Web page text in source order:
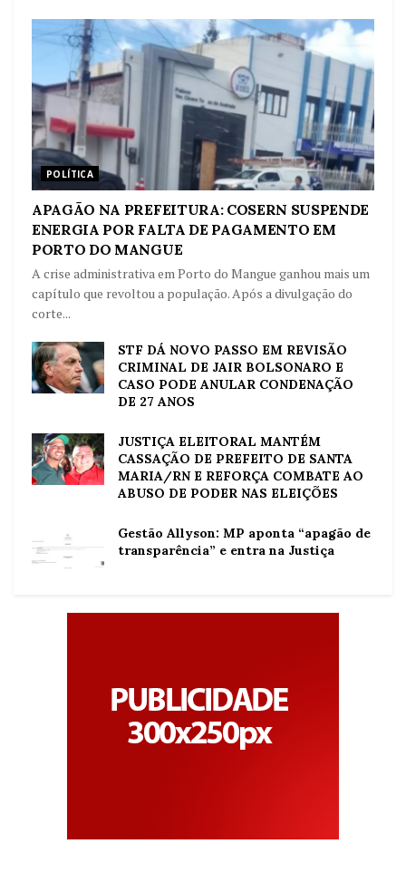
POLÍTICA
APAGÃO NA PREFEITURA: COSERN SUSPENDE
ENERGIA POR FALTA DE PAGAMENTO EM
PORTO DO MANGUE
A crise administrativa em Porto do Mangue ganhou mais um
capítulo que revoltou a população. Após a divulgação do
corte...
STF DÁ NOVO PASSO EM REVISÃO
CRIMINAL DE JAIR BOLSONARO E
CASO PODE ANULAR CONDENAÇÃO
DE 27 ANOS
JUSTIÇA ELEITORAL MANTÉM
CASSAÇÃO DE PREFEITO DE SANTA
MARIA/RN E REFORÇA COMBATE AO
ABUSO DE PODER NAS ELEIÇÕES
Gestão Allyson: MP aponta “apagão de
transparência” e entra na Justiça